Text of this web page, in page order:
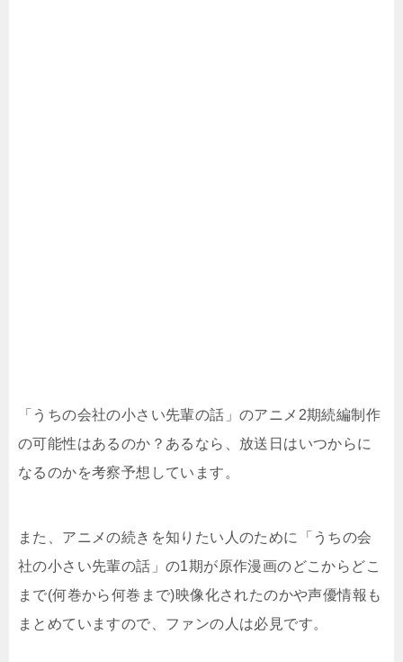
「うちの会社の小さい先輩の話」のアニメ2期続編制作
の可能性はあるのか？あるなら、放送日はいつからに
なるのかを考察予想しています。
また、アニメの続きを知りたい人のために「うちの会
社の小さい先輩の話」の1期が原作漫画のどこからどこ
まで(何巻から何巻まで)映像化されたのかや声優情報も
まとめていますので、ファンの人は必見です。